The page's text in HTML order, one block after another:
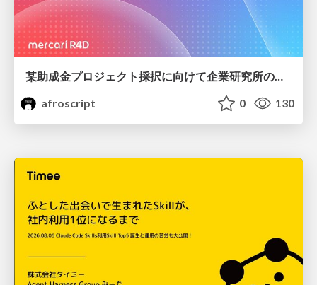
某助成金プロジェクト採択に向けて企業研究所のアウトリーチ専任者がやったこと
afroscript
0 130